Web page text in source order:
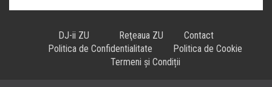
DJ-ii ZU Reţeaua ZU
Contact
Politica de Confidentialitate
Politica de Cookie
Termeni și Condiții